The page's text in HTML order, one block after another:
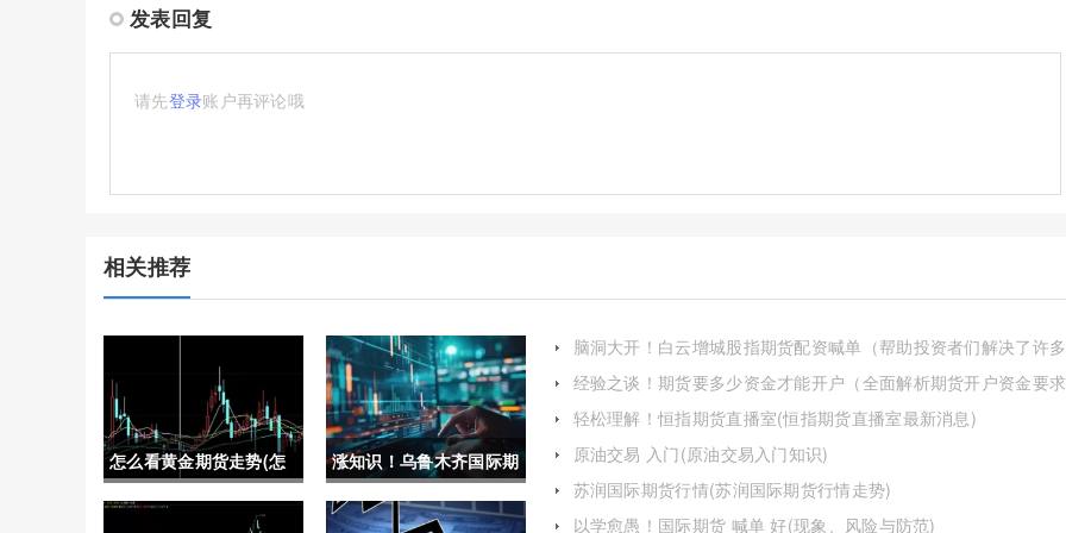
发表回复
请先登录账户再评论哦
相关推荐
怎么看黄金期货走势(怎
么看黄金期货走势图)
涨知识！乌鲁木齐国际期
货喊单(市场动态与策略
脑洞大开！白云增城股指期货配资喊单（帮助投资者们解决了许多
进行股指期货交易的难题）
经验之谈！期货要多少资金才能开户（全面解析期货开户资金要求
及影响因素）
轻松理解！恒指期货直播室(恒指期货直播室最新消息)
原油交易 入门(原油交易入门知识)
苏润国际期货行情(苏润国际期货行情走势)
以学愈愚！国际期货 喊单 好(现象、风险与防范)